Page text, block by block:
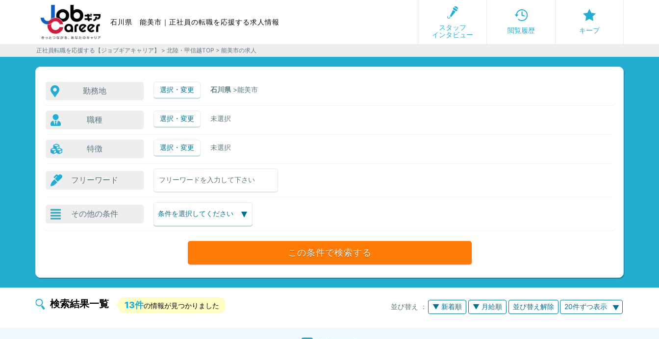
石川県 能美市｜正社員の転職を応援する求人情報
スタッフ
インタビュー
閲覧履歴 キープ
正社員転職を応援する【ジョブギアキャリア】 > 北陸・甲信越TOP > 能美市の求人
勤務地 選択・変更 石川県 能美市
職種 選択・変更 未選択
特徴 選択・変更 未選択
フリーワード
その他の条件
この条件で検索する
検索結果一覧 13件の情報が見つかりました 20件ずつ表示
並び替え ： ▼ 新着順 ▼ 月給順 並び替え解除